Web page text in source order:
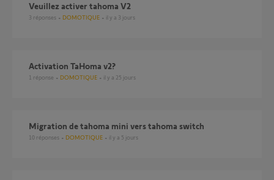
Veuillez activer tahoma V2
3 réponses DOMOTIQUE il y a 3 jours
Activation TaHoma v2?
1 réponse DOMOTIQUE il y a 25 jours
Migration de tahoma mini vers tahoma switch
10 réponses DOMOTIQUE il y a 5 jours